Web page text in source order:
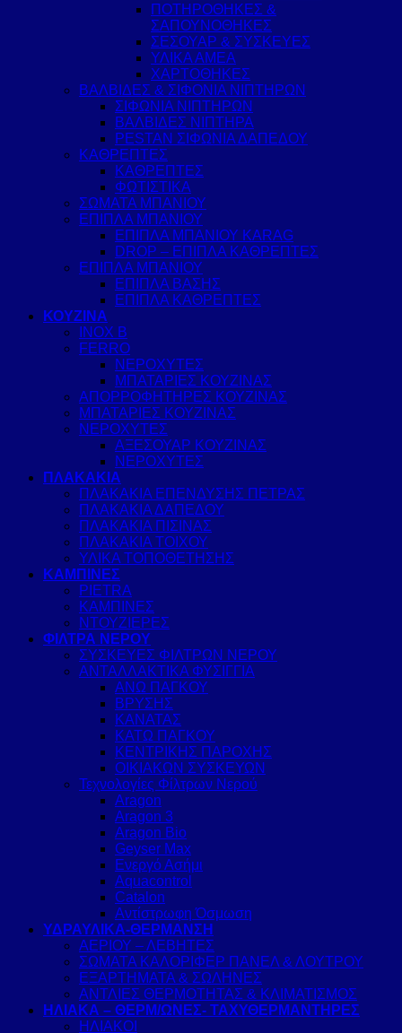
ΠΟΤΗΡΟΘΗΚΕΣ &
ΣΑΠΟΥΝΟΘΗΚΕΣ
ΣΕΣΟΥΑΡ & ΣΥΣΚΕΥΕΣ
ΥΛΙΚΑ ΑΜΕΑ
ΧΑΡΤΟΘΗΚΕΣ
ΒΑΛΒΙΔΕΣ & ΣΙΦΟΝΙΑ ΝΙΠΤΗΡΩΝ
ΣΙΦΩΝΙΑ ΝΙΠΤΗΡΩΝ
ΒΑΛΒΙΔΕΣ ΝΙΠΤΗΡΑ
PESTAN ΣΙΦΩΝΙΑ ΔΑΠΕΔΟΥ
ΚΑΘΡΕΠΤΕΣ
ΚΑΘΡΕΠΤΕΣ
ΦΩΤΙΣΤΙΚΑ
ΣΩΜΑΤΑ ΜΠΑΝΙΟΥ
ΕΠΙΠΛΑ ΜΠΑΝΙΟΥ
ΕΠΙΠΛΑ ΜΠΑΝΙΟΥ KARAG
DROP – ΕΠΙΠΛΑ ΚΑΘΡΕΠΤΕΣ
ΕΠΙΠΛΑ ΜΠΑΝΙΟΥ
ΕΠΙΠΛΑ ΒΑΣΗΣ
ΕΠΙΠΛΑ ΚΑΘΡΕΠΤΕΣ
ΚΟΥΖΙΝΑ
INOX B
FERRO
ΝΕΡΟΧΥΤΕΣ
ΜΠΑΤΑΡΙΕΣ ΚΟΥΖΙΝΑΣ
ΑΠΟΡΡΟΦΗΤΗΡΕΣ ΚΟΥΖΙΝΑΣ
ΜΠΑΤΑΡΙΕΣ ΚΟΥΖΙΝΑΣ
ΝΕΡΟΧΥΤΕΣ
ΑΞΕΣΟΥΑΡ ΚΟΥΖΙΝΑΣ
ΝΕΡΟΧΥΤΕΣ
ΠΛΑΚΑΚΙΑ
ΠΛΑΚΑΚΙΑ ΕΠΕΝΔΥΣΗΣ ΠΕΤΡΑΣ
ΠΛΑΚΑΚΙΑ ΔΑΠΕΔΟΥ
ΠΛΑΚΑΚΙΑ ΠΙΣΙΝΑΣ
ΠΛΑΚΑΚΙΑ ΤΟΙΧΟΥ
ΥΛΙΚΑ ΤΟΠΟΘΕΤΗΣΗΣ
ΚΑΜΠΙΝΕΣ
PIETRA
ΚΑΜΠΙΝΕΣ
ΝΤΟΥΖΙΕΡΕΣ
ΦΙΛΤΡΑ ΝΕΡΟΥ
ΣΥΣΚΕΥΕΣ ΦΙΛΤΡΩΝ ΝΕΡΟΥ
ΑΝΤΑΛΛΑΚΤΙΚΑ ΦΥΣΙΓΓΙΑ
ΑΝΩ ΠΑΓΚΟΥ
ΒΡΥΣΗΣ
ΚΑΝΑΤΑΣ
ΚΑΤΩ ΠΑΓΚΟΥ
ΚΕΝΤΡΙΚΗΣ ΠΑΡΟΧΗΣ
ΟΙΚΙΑΚΩΝ ΣΥΣΚΕΥΩΝ
Τεχνολογίες Φίλτρων Νερού
Aragon
Aragon 3
Aragon Bio
Geyser Max
Ενεργό Ασήμι
Aquacontrol
Catalon
Αντίστρωφη Όσμωση
ΥΔΡΑΥΛΙΚΑ-ΘΕΡΜΑΝΣΗ
ΑΕΡΙΟΥ – ΛΕΒΗΤΕΣ
ΣΩΜΑΤΑ ΚΑΛΟΡΙΦΕΡ ΠΑΝΕΛ & ΛΟΥΤΡΟΥ
ΕΞΑΡΤΗΜΑΤΑ & ΣΩΛΗΝΕΣ
ΑΝΤΛΙΕΣ ΘΕΡΜΟΤΗΤΑΣ & ΚΛΙΜΑΤΙΣΜΟΣ
ΗΛΙΑΚΑ – ΘΕΡΜ/ΩΝΕΣ- ΤΑΧΥΘΕΡΜΑΝΤΗΡΕΣ
ΗΛΙΑΚΟΙ